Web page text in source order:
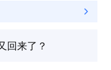
回来了？